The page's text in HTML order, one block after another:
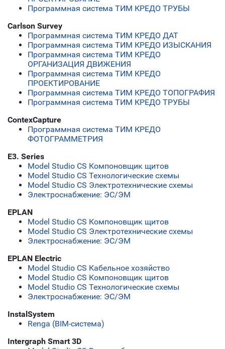
Программная система ТИМ КРЕДО ТРУБЫ
Carlson Survey
Программная система ТИМ КРЕДО ДАТ
Программная система ТИМ КРЕДО ИЗЫСКАНИЯ
Программная система ТИМ КРЕДО
ОРГАНИЗАЦИЯ ДВИЖЕНИЯ
Программная система ТИМ КРЕДО
ПРОЕКТИРОВАНИЕ
Программная система ТИМ КРЕДО ТОПОГРАФИЯ
Программная система ТИМ КРЕДО ТРУБЫ
ContexCapture
Программная система ТИМ КРЕДО
ФОТОГРАММЕТРИЯ
E3. Series
Model Studio CS Компоновщик щитов
Model Studio CS Технологические схемы
Model Studio CS Электротехнические схемы
Электроснабжение: ЭС/ЭМ
EPLAN
Model Studio CS Компоновщик щитов
Model Studio CS Электротехнические схемы
Электроснабжение: ЭС/ЭМ
EPLAN Electric
Model Studio CS Кабельное хозяйство
Model Studio CS Компоновщик щитов
Model Studio CS Технологические схемы
Электроснабжение: ЭС/ЭМ
InstalSystem
Renga (BIM-система)
Intergraph Smart 3D